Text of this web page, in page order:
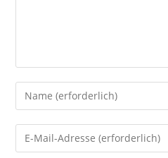
Gib
deinen
Namen
oder
Gib
deine